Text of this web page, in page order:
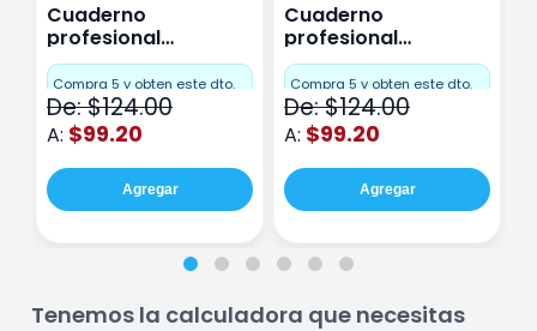
Cuaderno
profesional
Miquelrius Emotions
Cuadro Chico 80
hojas Rosa
Compra 5 y obten este dto.
De: $124.00
A: $99.20
Agregar
Cuaderno
profesional
Miquelrius Emotions
raya 80 hojas
Purpura
Compra 5 y obten este dto.
De: $124.00
A: $99.20
Agregar
Tenemos la calculadora que necesitas